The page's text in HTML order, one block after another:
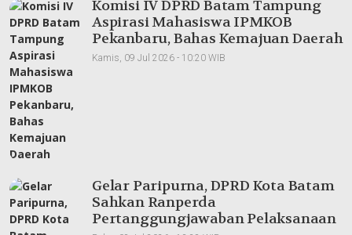
Komisi IV DPRD Batam Tampung
Aspirasi Mahasiswa IPMKOB
Pekanbaru, Bahas Kemajuan Daerah
Kamis, 09 Jul 2026 - 10:20 WIB
Gelar Paripurna, DPRD Kota Batam
Sahkan Ranperda
Pertanggungjawaban Pelaksanaan